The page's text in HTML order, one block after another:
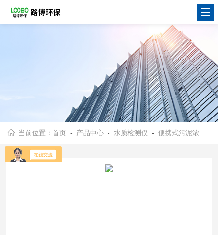
当前位置：首页 - 产品中心 - 水质检测仪 -便携式污泥浓度计